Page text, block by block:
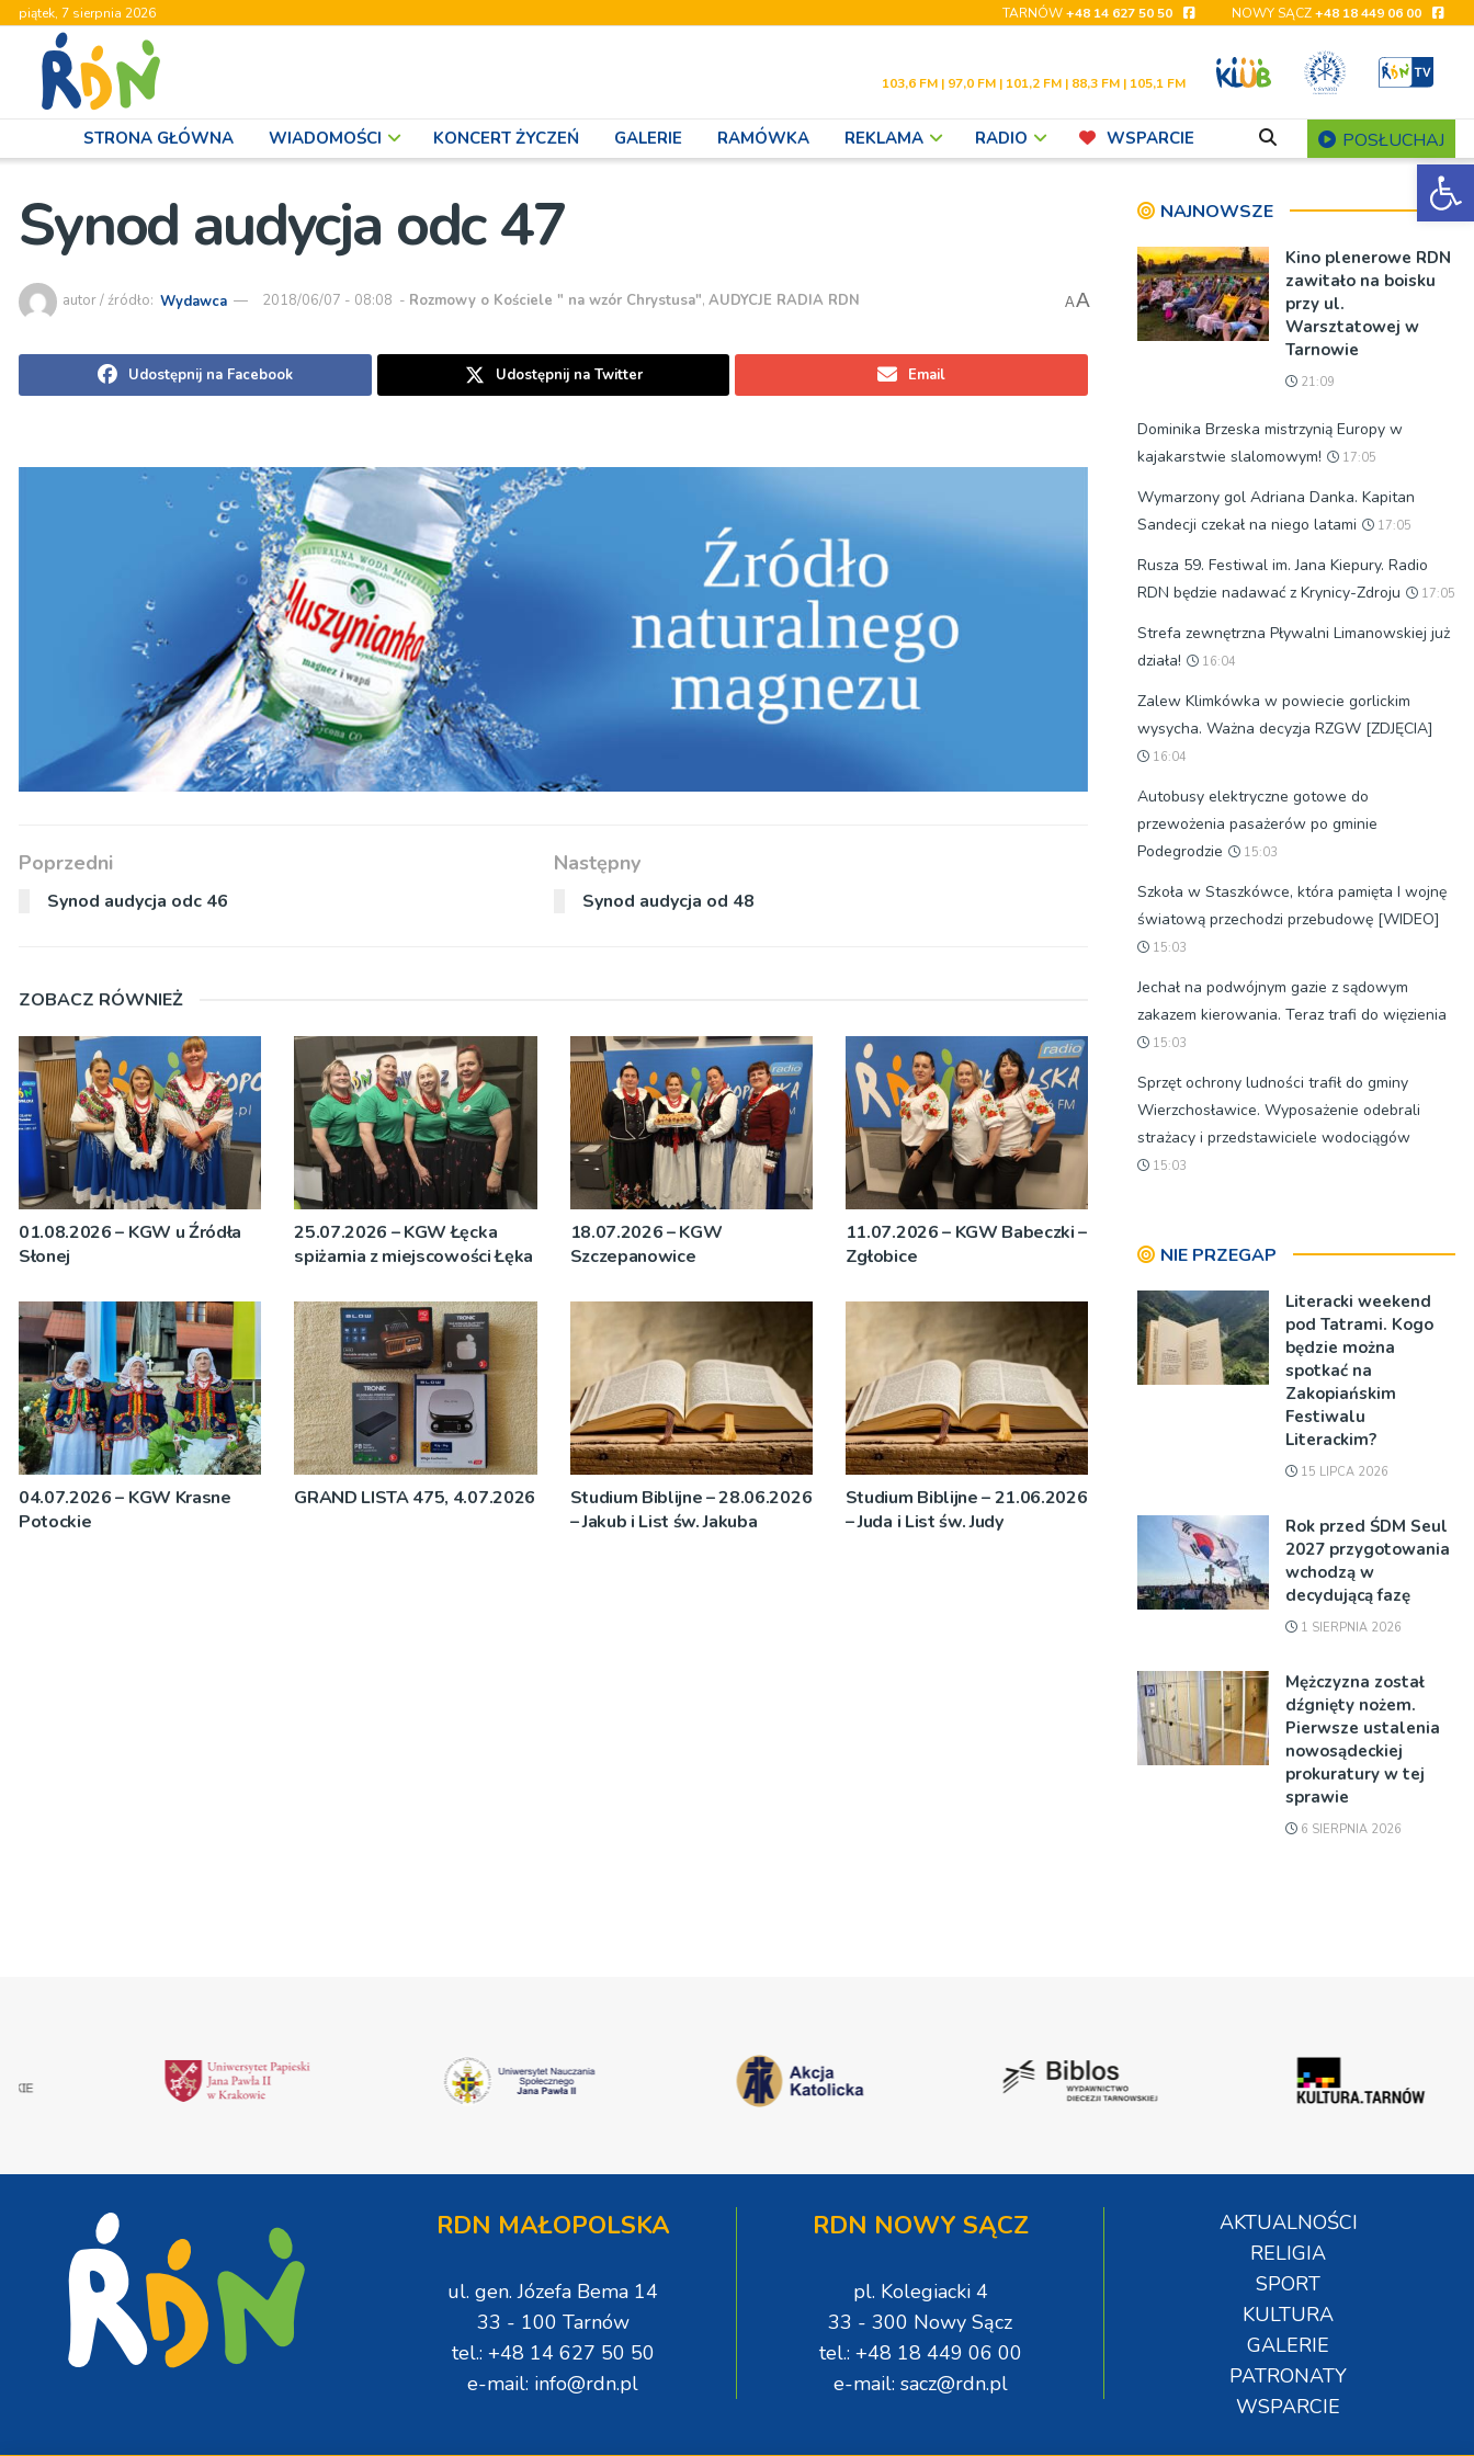
piątek, 7 sierpnia 2026 TARNÓW+48 14 627 50 50 NOWY SĄCZ+48 18 449 06 00
103,6 FM | 97,0 FM | 101,2 FM | 88,3 FM | 105,1 FM
STRONA GŁÓWNA WIADOMOŚCI KONCERT ŻYCZEŃ GALERIE RAMÓWKA REKLAMA RADIO WSPARCIE POSŁUCHAJ
Synod audycja odc 47
autor / źródło: Wydawca 2018/06/07 - 08:08 - Rozmowy o Kościele " na wzór Chrystusa",AUDYCJE RADIA RDN AA
Udostępnij na Facebook Udostępnij na Twitter Email
Poprzedni
Synod audycja odc 46
Następny
Synod audycja od 48
ZOBACZ RÓWNIEŻ
01.08.2026 – KGW u Źródła
Słonej
25.07.2026 – KGW Łęcka
spiżarnia z miejscowości Łęka
18.07.2026 – KGW
Szczepanowice
11.07.2026 – KGW Babeczki –
Zgłobice
04.07.2026 – KGW Krasne
Potockie
GRAND LISTA 475, 4.07.2026
Studium Biblijne – 28.06.2026
– Jakub i List św. Jakuba
Studium Biblijne – 21.06.2026
– Juda i List św. Judy
NAJNOWSZE
Kino plenerowe RDN
zawitało na boisku
przy ul.
Warsztatowej w
Tarnowie
21:09
Dominika Brzeska mistrzynią Europy w
kajakarstwie slalomowym!
17:05
Wymarzony gol Adriana Danka. Kapitan
Sandecji czekał na niego latami
17:05
Rusza 59. Festiwal im. Jana Kiepury. Radio
RDN będzie nadawać z Krynicy-Zdroju
17:05
Strefa zewnętrzna Pływalni Limanowskiej już
działa!
16:04
Zalew Klimkówka w powiecie gorlickim
wysycha. Ważna decyzja RZGW [ZDJĘCIA]
16:04
Autobusy elektryczne gotowe do
przewożenia pasażerów po gminie
Podegrodzie
15:03
Szkoła w Staszkówce, która pamięta I wojnę
światową przechodzi przebudowę [WIDEO]
15:03
Jechał na podwójnym gazie z sądowym
zakazem kierowania. Teraz trafi do więzienia
15:03
Sprzęt ochrony ludności trafił do gminy
Wierzchosławice. Wyposażenie odebrali
strażacy i przedstawiciele wodociągów
15:03
NIE PRZEGAP
Literacki weekend
pod Tatrami. Kogo
będzie można
spotkać na
Zakopiańskim
Festiwalu
Literackim?
15 LIPCA 2026
Rok przed ŚDM Seul
2027 przygotowania
wchodzą w
decydującą fazę
1 SIERPNIA 2026
Mężczyzna został
dźgnięty nożem.
Pierwsze ustalenia
nowosądeckiej
prokuratury w tej
sprawie
6 SIERPNIA 2026
RDN MAŁOPOLSKA
ul. gen. Józefa Bema 14
33 - 100 Tarnów
tel.: +48 14 627 50 50
e-mail: info@rdn.pl
RDN NOWY SĄCZ
pl. Kolegiacki 4
33 - 300 Nowy Sącz
tel.: +48 18 449 06 00
e-mail: sacz@rdn.pl
AKTUALNOŚCI
RELIGIA
SPORT
KULTURA
GALERIE
PATRONATY
WSPARCIE